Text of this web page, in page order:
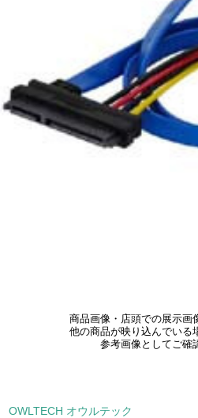
商品画像・店頭での展示画
他の商品が映り込んでいる
参考画像としてご確
OWLTECH オウルテック